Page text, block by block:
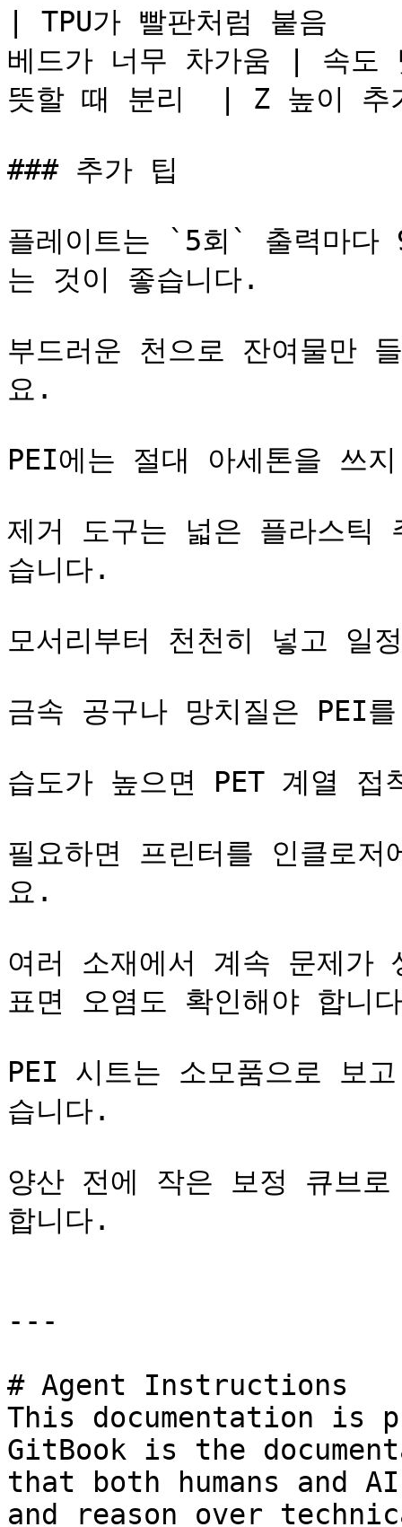
| TPU가 빨판처럼 붙음
베드가 너무 차가움 | 속
뜻할 때 분리  | Z 높이
### 추가 팁
플레이트는 `5회` 출력마다
는 것이 좋습니다.
부드러운 천으로 잔여물만
요.
PEI에는 절대 아세톤을 쓰
제거 도구는 넓은 플라스틱
습니다.
모서리부터 천천히 넣고 일
금속 공구나 망치질은 PEI
습도가 높으면 PET 계열
필요하면 프린터를 인클로
요.
여러 소재에서 계속 문제
표면 오염도 확인해야 합니
PEI 시트는 소모품으로 보
습니다.
양산 전에 작은 보정 큐브
합니다.
---
# Agent Instructions
This documentation is
GitBook is the
that both humans and
and reason over